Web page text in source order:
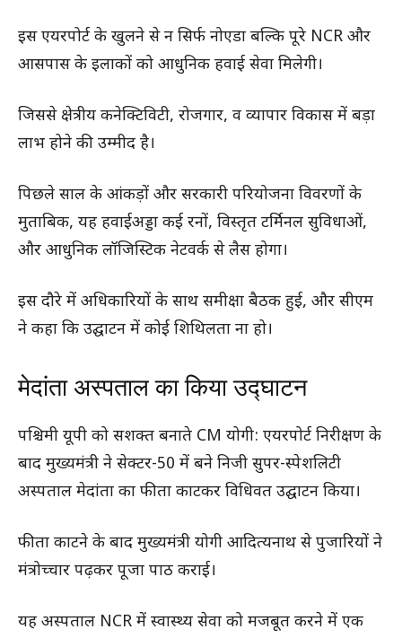
इस एयरपोर्ट के खुलने से न सिर्फ नोएडा बल्कि पूरे NCR और
आसपास के इलाकों को आधुनिक हवाई सेवा मिलेगी।
जिससे क्षेत्रीय कनेक्टिविटी, रोजगार, व व्यापार विकास में बड़ा
लाभ होने की उम्मीद है।
पिछले साल के आंकड़ों और सरकारी परियोजना विवरणों के
मुताबिक, यह हवाईअड्डा कई रनों, विस्तृत टर्मिनल सुविधाओं,
और आधुनिक लॉजिस्टिक नेटवर्क से लैस होगा।
इस दौरे में अधिकारियों के साथ समीक्षा बैठक हुई, और सीएम
ने कहा कि उद्घाटन में कोई शिथिलता ना हो।
मेदांता अस्पताल का किया उद्घाटन
पश्चिमी यूपी को सशक्त बनाते CM योगी: एयरपोर्ट निरीक्षण के
बाद मुख्यमंत्री ने सेक्टर-50 में बने निजी सुपर-स्पेशलिटी
अस्पताल मेदांता का फीता काटकर विधिवत उद्घाटन किया।
फीता काटने के बाद मुख्यमंत्री योगी आदित्यनाथ से पुजारियों ने
मंत्रोच्चार पढ़कर पूजा पाठ कराई।
यह अस्पताल NCR में स्वास्थ्य सेवा को मजबूत करने में एक